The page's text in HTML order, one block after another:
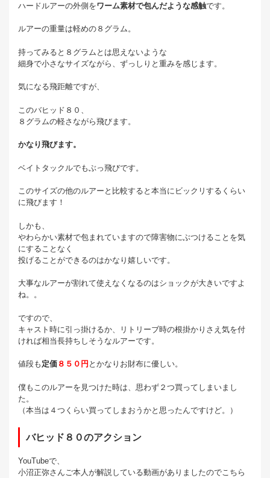
ハードルアーの外側をワーム素材で包んだような感触です。
ルアーの重量は軽めの８グラム。
持ってみると８グラムとは思えないような
細身で小さなサイズながら、ずっしりと重みを感じます。
気になる飛距離ですが、
このバヒッド８０、
８グラムの軽さながら飛びます。
かなり飛びます。
ベイトタックルでもぶっ飛びです。
このサイズの他のルアーと比較すると本当にビックリするくらい
に飛びます！
しかも、
やわらかい素材で包まれていますので障害物にぶつけることを気
にすることなく
投げることができるのはかなり嬉しいです。
大事なルアーが割れて使えなくなるのはショックが大きいですよ
ね。。
ですので、
キャスト時に引っ掛けるか、リトリーブ時の根掛かりさえ気を付
ければ相当長持ちしそうなルアーです。
値段も 定価 ８５０円 とかなりお財布に優しい。
僕もこのルアーを見つけた時は、思わず２つ買ってしまいまし
た。
（本当は４つくらい買ってしまおうかと思ったんですけど。）
バヒッド８０のアクション
YouTubeで、
小沼正弥さんご本人が解説している動画がありましたのでこちら